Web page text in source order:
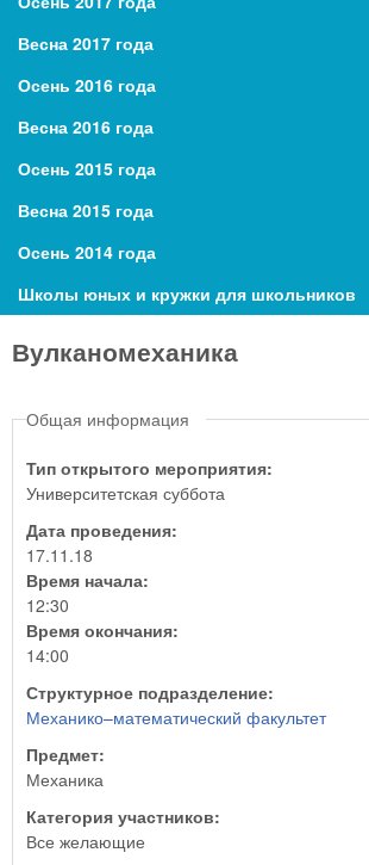
Весна 2017 года
Осень 2016 года
Весна 2016 года
Осень 2015 года
Весна 2015 года
Осень 2014 года
Школы юных и кружки для школьников
Вулканомеханика
Общая информация
Тип открытого мероприятия:
Университетская суббота
Дата проведения:
17.11.18
Время начала:
12:30
Время окончания:
14:00
Структурное подразделение:
Механико–математический факультет
Предмет:
Механика
Категория участников:
Все желающие